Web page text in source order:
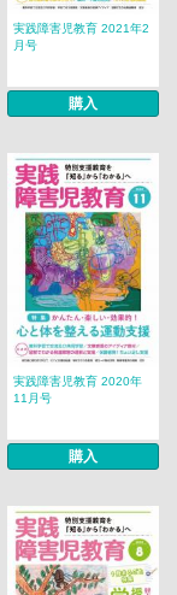
実践障害児教育 2021年2
月号
購入
実践障害児教育 2020年
11月号
購入